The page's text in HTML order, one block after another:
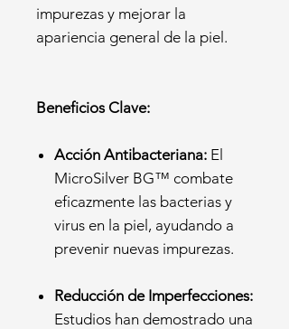
impurezas y mejorar la
apariencia general de la piel.
Beneficios Clave:
Acción Antibacteriana: El
MicroSilver BG™ combate
eficazmente las bacterias y
virus en la piel, ayudando a
prevenir nuevas impurezas.
Reducción de Imperfecciones:
Estudios han demostrado una